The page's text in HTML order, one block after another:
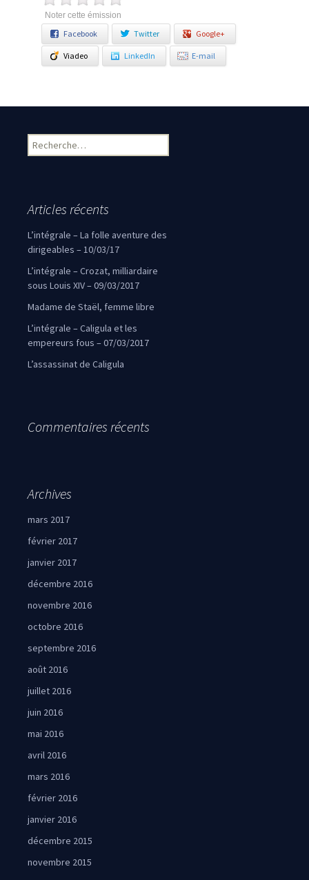
Noter cette émission
Facebook Twitter Google+
Viadeo LinkedIn E-mail
Rechercher :
Articles récents
L’intégrale – La folle aventure des
dirigeables – 10/03/17
L’intégrale – Crozat, milliardaire
sous Louis XIV – 09/03/2017
Madame de Staël, femme libre
L’intégrale – Caligula et les
empereurs fous – 07/03/2017
L’assassinat de Caligula
Commentaires récents
Archives
mars 2017
février 2017
janvier 2017
décembre 2016
novembre 2016
octobre 2016
septembre 2016
août 2016
juillet 2016
juin 2016
mai 2016
avril 2016
mars 2016
février 2016
janvier 2016
décembre 2015
novembre 2015